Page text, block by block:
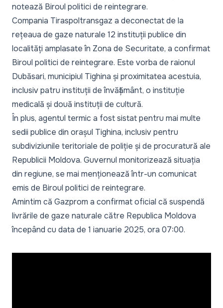
notează Biroul politici de reintegrare.
Compania Tiraspoltransgaz a deconectat de la
rețeaua de gaze naturale 12 instituții publice din
localități amplasate în Zona de Securitate, a confirmat
Biroul politici de reintegrare. Este vorba de raionul
Dubăsari, municipiul Tighina și proximitatea acestuia,
inclusiv patru instituții de învățământ, o instituție
medicală și două instituții de cultură.
În plus, agentul termic a fost sistat pentru mai multe
sedii publice din orașul Tighina, inclusiv pentru
subdiviziunile teritoriale de poliție și de procuratură ale
Republicii Moldova. Guvernul monitorizează situația
din regiune, se mai menționează într-un comunicat
emis de Biroul politici de reintegrare.
Amintim că Gazprom a confirmat oficial că suspendă
livrările de gaze naturale către Republica Moldova
începând cu data de 1 ianuarie 2025, ora 07:00.